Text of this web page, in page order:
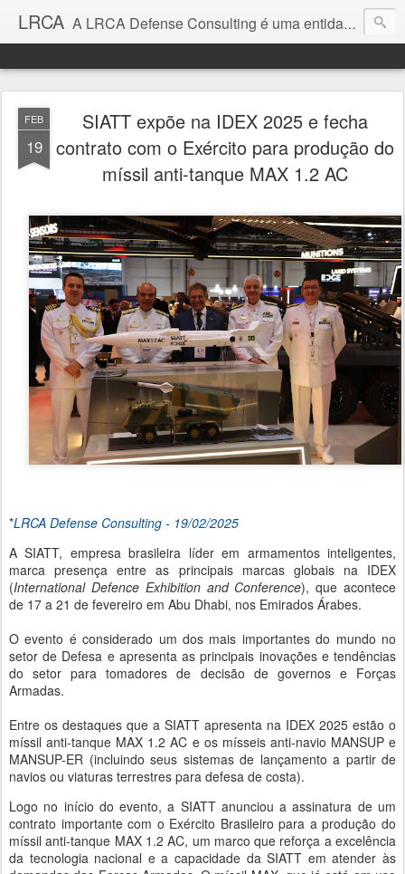
LRCA A LRCA Defense Consulting é uma entidade sem fins lucrativos que se dedica a produzir e divulgar notícias e análises sobre as Empresas de Defesa. Não somos jornalistas e nem este é um blog jornalístico.
FEB
19
SIATT expõe na IDEX 2025 e fecha
contrato com o Exército para produção do
míssil anti-tanque MAX 1.2 AC
*LRCA Defense Consulting - 19/02/2025
A SIATT, empresa brasileira líder em armamentos inteligentes,
marca presença entre as principais marcas globais na IDEX
(International Defence Exhibition and Conference), que acontece
de 17 a 21 de fevereiro em Abu Dhabi, nos Emirados Árabes.
O evento é considerado um dos mais importantes do mundo no
setor de Defesa e apresenta as principais inovações e tendências
do setor para tomadores de decisão de governos e Forças
Armadas.
Entre os destaques que a SIATT apresenta na IDEX 2025 estão o
míssil anti-tanque MAX 1.2 AC e os mísseis anti-navio MANSUP e
MANSUP-ER (incluindo seus sistemas de lançamento a partir de
navios ou viaturas terrestres para defesa de costa).
Logo no início do evento, a SIATT anunciou a assinatura de um
contrato importante com o Exército Brasileiro para a produção do
míssil anti-tanque MAX 1.2 AC, um marco que reforça a excelência
da tecnologia nacional e a capacidade da SIATT em atender às